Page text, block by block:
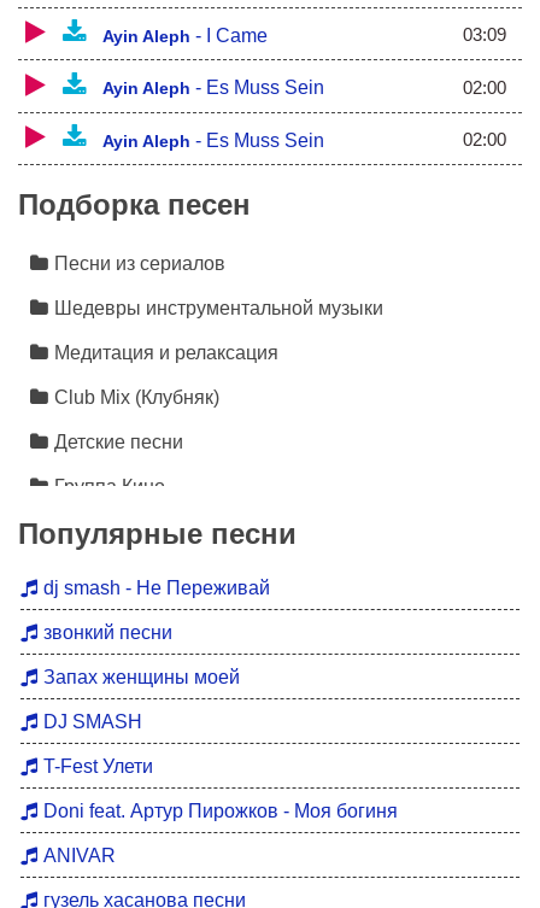
Ayin Aleph - I Came 03:09
Ayin Aleph - Es Muss Sein 02:00
Ayin Aleph - Es Muss Sein 02:00
Подборка песен
Песни из сериалов
Шедевры инструментальной музыки
Медитация и релаксация
Club Mix (Клубняк)
Детские песни
Группа Кино
Лезгинка
Инструментальная музыка
Песни про любовь
Дискотека 90
Хиты 80
Восточные хиты
Мотивация для тренировок
Популярные песни
dj smash - Не Переживай
звонкий песни
Запах женщины моей
DJ SMASH
T-Fest Улети
Doni feat. Артур Пирожков - Моя богиня
ANIVAR
гузель хасанова песни